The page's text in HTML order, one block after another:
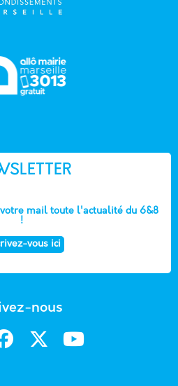
votre mail toute l'actualité du 6&8
!
vous ici
nous